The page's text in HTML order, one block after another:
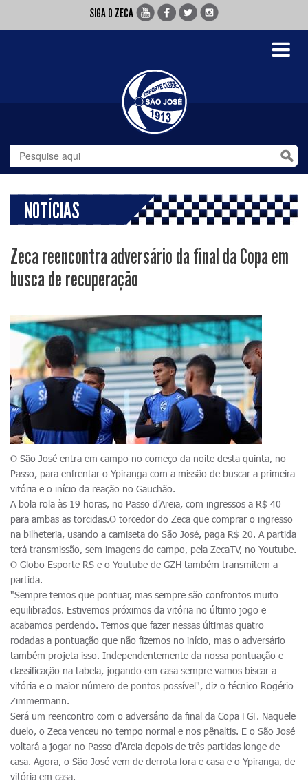
SIGA O ZECA
Toggle
NOTÍCIAS
Zeca reencontra adversário da final da Copa em
busca de recuperação
O São José entra em campo no começo da noite desta quinta, no
Passo, para enfrentar o Ypiranga com a missão de buscar a primeira
vitória e o início da reação no Gauchão.
A bola rola às 19 horas, no Passo d'Areia, com ingressos a R$ 40
para ambas as torcidas.O torcedor do Zeca que comprar o ingresso
na bilheteria, usando a camiseta do São José, paga R$ 20. A partida
terá transmissão, sem imagens do campo, pela ZecaTV, no Youtube.
O Globo Esporte RS e o Youtube de GZH também transmitem a
partida.
"Sempre temos que pontuar, mas sempre são confrontos muito
equilibrados. Estivemos próximos da vitória no último jogo e
acabamos perdendo. Temos que fazer nessas últimas quatro
rodadas a pontuação que não fizemos no início, mas o adversário
também projeta isso. Independentemente da nossa pontuação e
classificação na tabela, jogando em casa sempre vamos biscar a
vitória e o maior número de pontos possível", diz o técnico Rogério
Zimmermann.
Será um reencontro com o adversário da final da Copa FGF. Naquele
duelo, o Zeca venceu no tempo normal e nos pênaltis. E o São José
voltará a jogar no Passo d'Areia depois de três partidas longe de
casa. Agora, o São José vem de derrota fora e casa e o Ypiranga, de
vitória em casa.